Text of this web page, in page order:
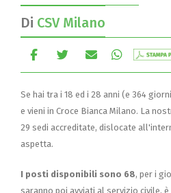
Di CSV Milano
Se hai tra i 18 ed i 28 anni (e 364
e vieni in Croce Bianca Milano. La
29 sedi accreditate, dislocate
aspetta.
I posti disponibili sono 68, per i
saranno poi avviati al servizio civile,